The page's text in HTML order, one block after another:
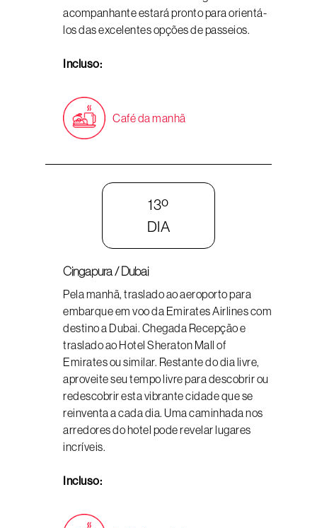
acompanhante estará pronto para orientá-
los das excelentes opções de passeios.
Incluso:
Café da manhã
13º
DIA
Cingapura / Dubai
Pela manhã, traslado ao aeroporto para
embarque em voo da Emirates Airlines com
destino a Dubai. Chegada Recepção e
traslado ao Hotel Sheraton Mall of
Emirates ou similar. Restante do dia livre,
aproveite seu tempo livre para descobrir ou
redescobrir esta vibrante cidade que se
reinventa a cada dia. Uma caminhada nos
arredores do hotel pode revelar lugares
incríveis.
Incluso: